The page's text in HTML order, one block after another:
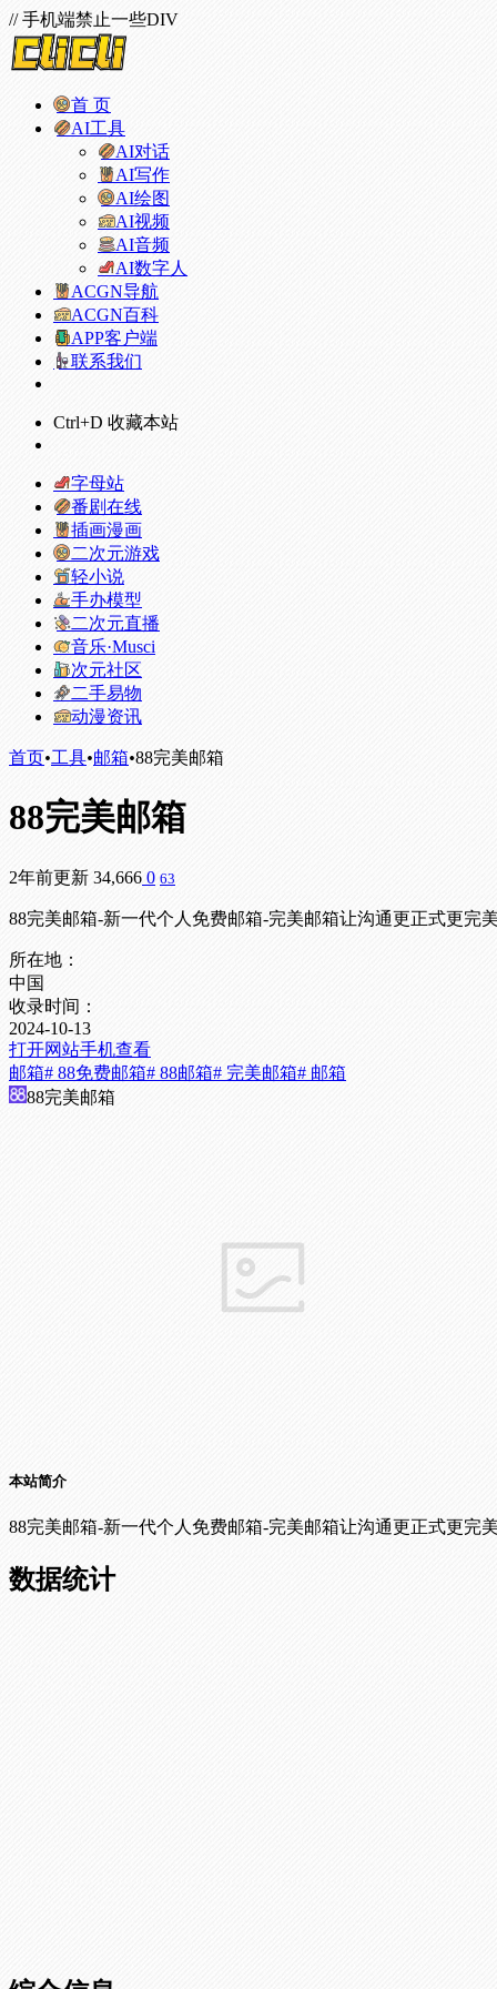
// 手机端禁止一些DIV
首 页
AI工具
AI对话
AI写作
AI绘图
AI视频
AI音频
AI数字人
ACGN导航
ACGN百科
APP客户端
联系我们
Ctrl+D 收藏本站
字母站
番剧在线
插画漫画
二次元游戏
轻小说
手办模型
二次元直播
音乐·Musci
次元社区
二手易物
动漫资讯
首页•工具•邮箱•88完美邮箱
88完美邮箱
2年前更新 34,666 0 63
88完美邮箱-新一代个人免费邮箱-完美邮箱让沟通更正式更完
所在地：
中国
收录时间：
2024-10-13
打开网站手机查看
邮箱# 88免费邮箱# 88邮箱# 完美邮箱# 邮箱
88完美邮箱
本站简介
88完美邮箱-新一代个人免费邮箱-完美邮箱让沟通更正式更完
数据统计